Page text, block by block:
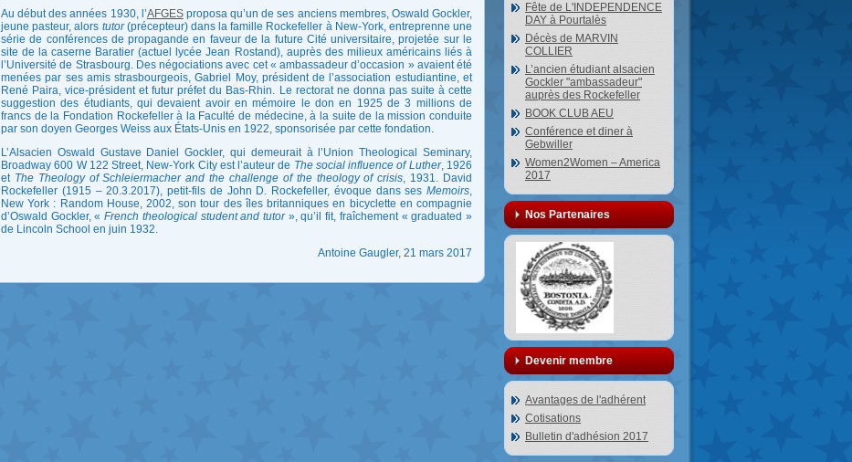
Au début des années 1930, l’AFGESproposa qu’un de ses anciens membres, Oswald Gockler,
jeune pasteur, alors tutor(précepteur) dans la famille Rockefeller à New-York, entreprenne une
série de conférences de propagande en faveur de la future Cité universitaire, projetée sur le
site de la caserne Baratier (actuel lycée Jean Rostand), auprès des milieux américains liés à
l’Université de Strasbourg. Des négociations avec cet « ambassadeur d’occasion » avaient été
menées par ses amis strasbourgeois, Gabriel Moy, président de l’association estudiantine, et
René Paira, vice-président et futur préfet du Bas-Rhin. Le rectorat ne donna pas suite à cette
suggestion des étudiants, qui devaient avoir en mémoire le don en 1925 de 3 millions de
francs de la Fondation Rockefeller à la Faculté de médecine, à la suite de la mission conduite
par son doyen Georges Weiss aux États-Unis en 1922, sponsorisée par cette fondation.
L’Alsacien Oswald Gustave Daniel Gockler, qui demeurait à l’Union Theological Seminary,
Broadway 600 W 122 Street, New-York City est l’auteur de The social influence of Luther, 1926
et The Theology of Schleiermacher and the challenge of the theology of crisis , 1931. David
Rockefeller (1915 – 20.3.2017), petit-fils de John D. Rockefeller, évoque dans ses Memoirs
New York : Random House, 2002, son tour des îles britanniques en bicyclette en compagnie
d’Oswald Gockler, «French theological student and tutor », qu’il fit, fraîchement « graduated »
de Lincoln School en juin 1932.
Antoine Gaugler, 21 mars 2017
Fête de L'INDEPENDENCE
DAY à Pourtalès
Décès de MARVIN
COLLIER
L’ancien étudiant alsacien
Gockler "ambassadeur"
auprès des Rockefeller
BOOK CLUB AEU
Conférence et diner à
Gebwiller
Women2Women – America
2017
Nos Partenaires
Devenir membre
Avantages de l'adhérent
Cotisations
Bulletin d'adhésion 2017